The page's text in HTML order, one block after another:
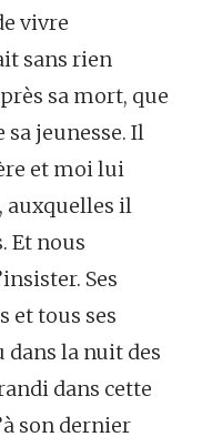
vivre
sans rien
sa mort, que
sa jeunesse. Il
et moi lui
auxquelles il
Et nous
Ses
et tous ses
dans la nuit des
dans cette
son dernier